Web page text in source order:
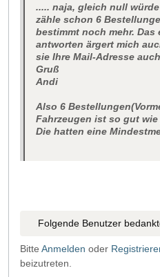
..... naja, gleich null
zähle schon 6
bestimmt noch mehr.
antworten ärgert mich
sie Ihre Mail-Adresse
Gruß
Andi
Also 6
Fahrzeugen ist so gut
Die hatten eine
Folgende Benutzer
Bitte Anmelden oder
beizutreten.